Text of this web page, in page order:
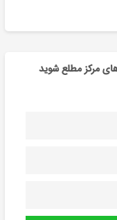
مرکز مطلع شوید